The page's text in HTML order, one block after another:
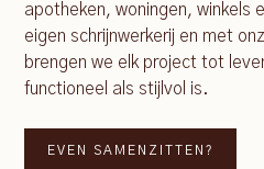
apotheken, woningen, winkels
eigen schrijnwerkerij en met
brengen we elk project tot
functioneel als stijlvol is.
EVEN SAMENZITTEN?